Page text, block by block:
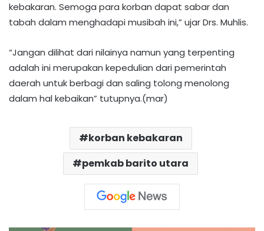
kebakaran. Semoga para korban dapat sabar dan
tabah dalam menghadapi musibah ini,” ujar Drs. Muhlis.
“Jangan dilihat dari nilainya namun yang terpenting
adalah ini merupakan kepedulian dari pemerintah
daerah untuk berbagi dan saling tolong menolong
dalam hal kebaikan” tutupnya.(mar)
korban kebakaran
pemkab barito utara